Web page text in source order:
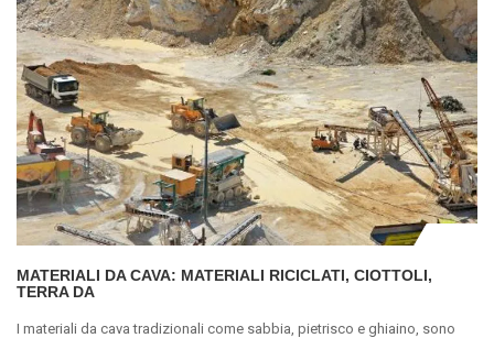
MATERIALI DA CAVA: MATERIALI RICICLATI, CIOTTOLI,
TERRA DA
I materiali da cava tradizionali come sabbia, pietrisco e ghiaino, sono